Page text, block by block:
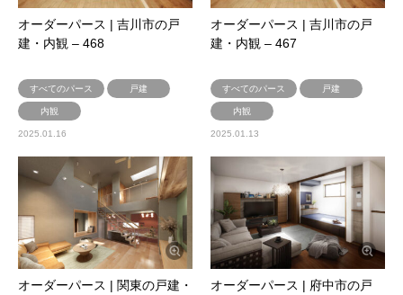
オーダーパース | 吉川市の戸
建・内観 – 468
すべてのパース 戸建
内観
2025.01.16
オーダーパース | 吉川市の戸
建・内観 – 467
すべてのパース 戸建
内観
2025.01.13
オーダーパース | 関東の戸建・
オーダーパース | 府中市の戸